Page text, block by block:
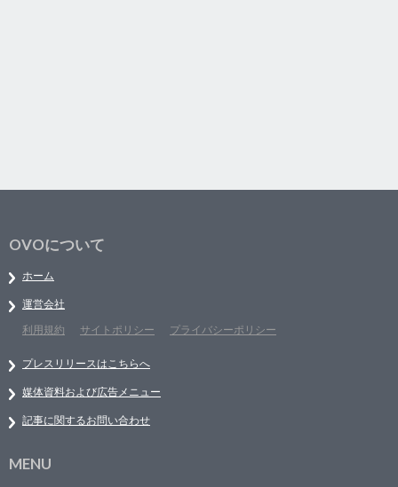
OVOについて
ホーム
運営会社
利用規約
サイトポリシー プライバシーポリシー
プレスリリースはこちらへ
媒体資料および広告メニュー
記事に関するお問い合わせ
MENU